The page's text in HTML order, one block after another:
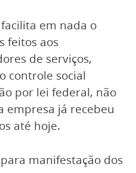
em nada o
feitos aos
de serviços,
controle social
por lei federal, não
empresa já recebeu
até hoje.
manifestação dos